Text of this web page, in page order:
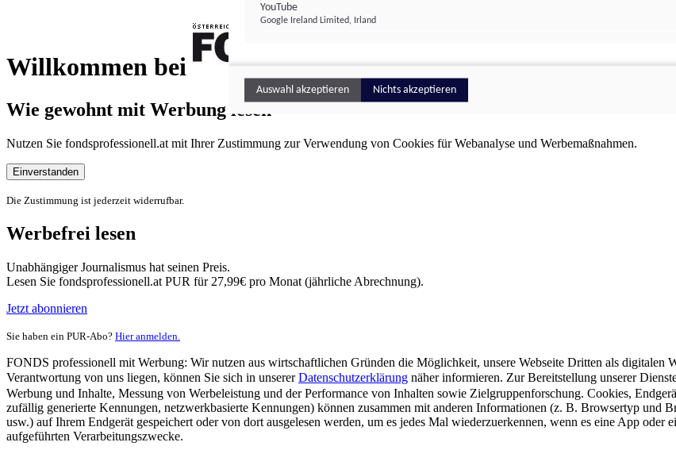
Willkommen bei
FONDS professionell
Wie gewohnt mit Werbung lesen
Nutzen Sie fondsprofessionell.at mit Ihrer Zustimmung zur Verwendung von Cookies für Webanalyse und Werbemaßnahmen.
Einverstanden
Die Zustimmung ist jederzeit widerrufbar.
Werbefrei lesen
Unabhängiger Journalismus hat seinen Preis.
Lesen Sie fondsprofessionell.at PUR für 27,99€ pro Monat (jährliche Abrechnung).
Jetzt abonnieren
Sie haben ein PUR-Abo? Hier anmelden.
FONDS professionell mit Werbung: Wir nutzen aus wirtschaftlichen Gründen die Möglichkeit, unsere Webseite Dritten als digitalen
Verantwortung von uns liegen, können Sie sich in unsererDatenschutzerklärung näher informieren. Zur Bereitstellung unserer
Werbung und Inhalte, Messung von Werbeleistung und der Performance von Inhalten sowie Zielgruppenforschung. Cookies,
zufällig generierte Kennungen, netzwerkbasierte Kennungen) können zusammen mit anderen Informationen (z. B. Browsertyp und
usw.) auf Ihrem Endgerät gespeichert oder von dort ausgelesen werden, um es jedes Mal wiederzuerkennen, wenn es eine App oder
aufgeführten Verarbeitungszwecke.
YouTube
Google Ireland Limited, Irland
Auswahl akzeptieren Nichts akzeptieren